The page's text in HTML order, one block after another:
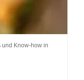
und Know-how in